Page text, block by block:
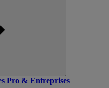
Pro & Entreprises